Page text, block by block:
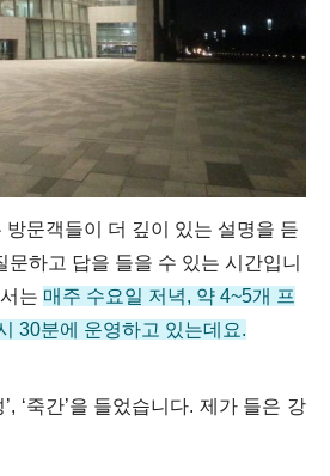
문객들이 더 깊이 있는 설명을 듣
문하고 답을 들을 수 있는 시간입니
는 매주 수요일 저녁, 약 4~5개 프
30분에 운영하고 있는데요.
, ‘죽간’을 들었습니다. 제가 들은 강